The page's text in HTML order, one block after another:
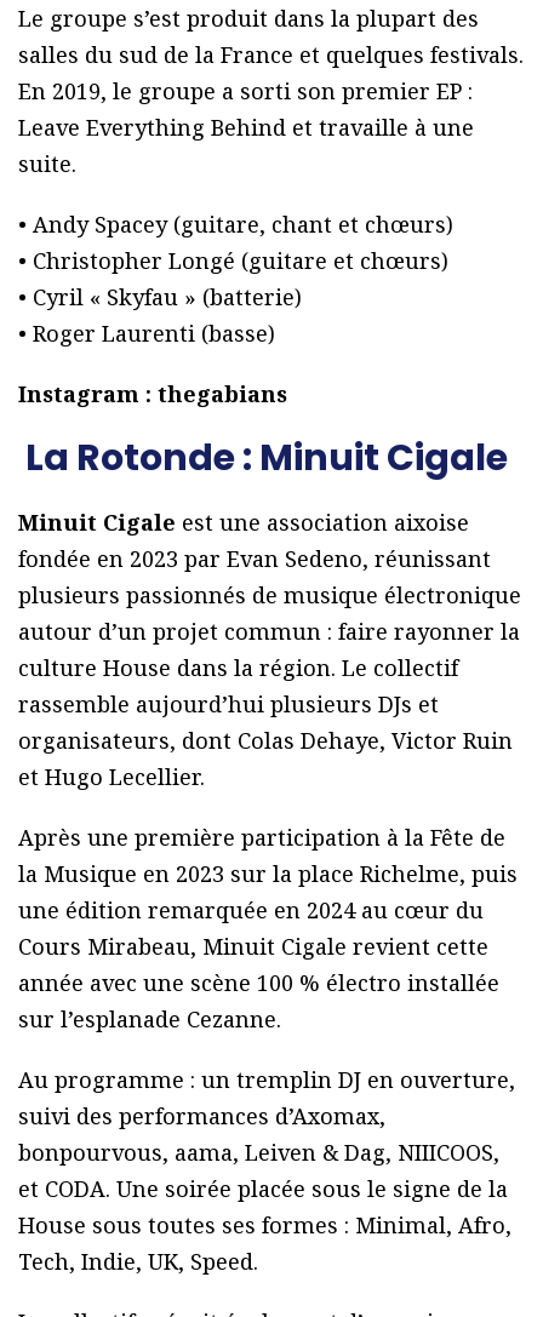
Le groupe s’est produit dans la plupart des
salles du sud de la France et quelques festivals.
En 2019, le groupe a sorti son premier EP :
Leave Everything Behind et travaille à une
suite.
• Andy Spacey (guitare, chant et chœurs)
• Christopher Longé (guitare et chœurs)
• Cyril « Skyfau » (batterie)
• Roger Laurenti (basse)
Instagram : thegabians
La Rotonde : Minuit Cigale
Minuit Cigale est une association aixoise
fondée en 2023 par Evan Sedeno, réunissant
plusieurs passionnés de musique électronique
autour d’un projet commun : faire rayonner la
culture House dans la région. Le collectif
rassemble aujourd’hui plusieurs DJs et
organisateurs, dont Colas Dehaye, Victor Ruin
et Hugo Lecellier.
Après une première participation à la Fête de
la Musique en 2023 sur la place Richelme, puis
une édition remarquée en 2024 au cœur du
Cours Mirabeau, Minuit Cigale revient cette
année avec une scène 100 % électro installée
sur l’esplanade Cezanne.
Au programme : un tremplin DJ en ouverture,
suivi des performances d’Axomax,
bonpourvous, aama, Leiven & Dag, NIIICOOS,
et CODA. Une soirée placée sous le signe de la
House sous toutes ses formes : Minimal, Afro,
Tech, Indie, UK, Speed.